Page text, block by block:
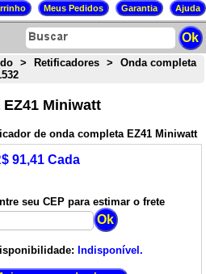
> Retificadores >
Onda completa
Miniwatt
de onda completa EZ41 Miniwatt
91,41 Cada
seu CEP para estimar o frete
Indisponível.